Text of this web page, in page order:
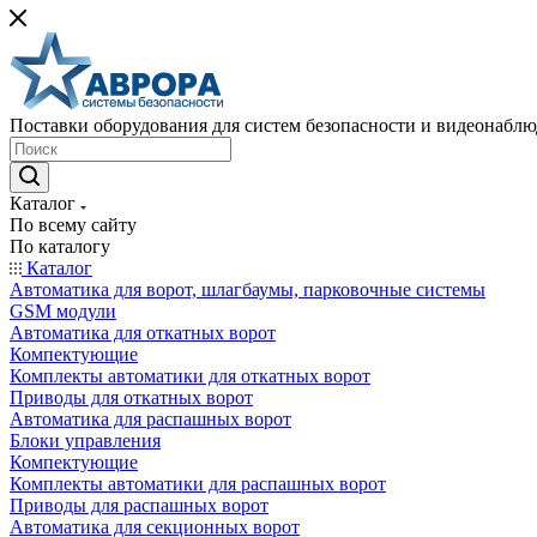
Поставки оборудования для систем безопасности и
Каталог
По всему сайту
По каталогу
Каталог
Автоматика для ворот, шлагбаумы, парковочные системы
GSM модули
Автоматика для откатных ворот
Компектующие
Комплекты автоматики для откатных ворот
Приводы для откатных ворот
Автоматика для распашных ворот
Блоки управления
Компектующие
Комплекты автоматики для распашных ворот
Приводы для распашных ворот
Автоматика для секционных ворот